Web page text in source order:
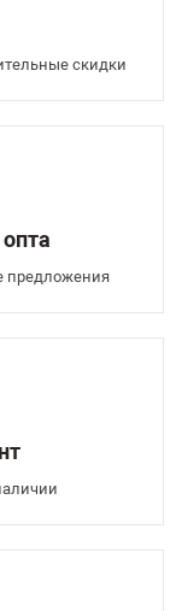
скидки
предложения